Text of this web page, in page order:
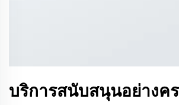
บริการสนับสนุนอย่างค